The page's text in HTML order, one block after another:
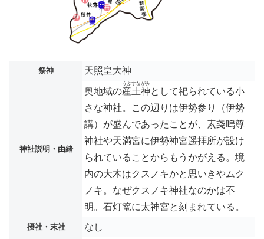
祭神 天照皇大神
神社説明・由緒
奥地域の産土神
うぶすながみ
として祀られている小
さな神社。この辺りは伊勢参り（伊勢
講）が盛んであったことが、素戔嗚尊
神社や天満宮に伊勢神宮遥拝所が設け
られていることからもうかがえる。境
内の大木はクスノキかと思いきやムク
ノキ。なぜクスノキ神社なのかは不
明。石灯篭に太神宮と刻まれている。
摂社・末社 なし